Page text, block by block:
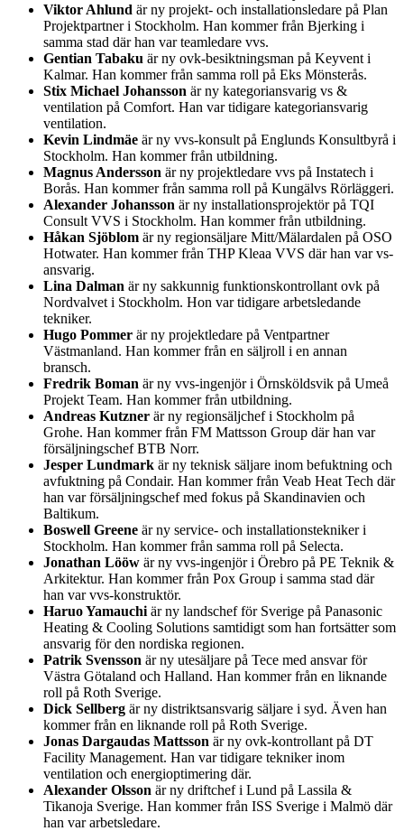
Viktor Ahlund är ny projekt- och installationsledare på Plan
Projektpartner i Stockholm. Han kommer från Bjerking i
samma stad där han var teamledare vvs.
Gentian Tabaku är ny ovk-besiktningsman på Keyvent i
Kalmar. Han kommer från samma roll på Eks Mönsterås.
Stix Michael Johansson är ny kategoriansvarig vs &
ventilation på Comfort. Han var tidigare kategoriansvarig
ventilation.
Kevin Lindmäe är ny vvs-konsult på Englunds Konsultbyrå i
Stockholm. Han kommer från utbildning.
Magnus Andersson är ny projektledare vvs på Instatech i
Borås. Han kommer från samma roll på Kungälvs Rörläggeri.
Alexander Johansson är ny installationsprojektör på TQI
Consult VVS i Stockholm. Han kommer från utbildning.
Håkan Sjöblom är ny regionsäljare Mitt/Mälardalen på OSO
Hotwater. Han kommer från THP Kleaa VVS där han var vs-
ansvarig.
Lina Dalman är ny sakkunnig funktionskontrollant ovk på
Nordvalvet i Stockholm. Hon var tidigare arbetsledande
tekniker.
Hugo Pommer är ny projektledare på Ventpartner
Västmanland. Han kommer från en säljroll i en annan
bransch.
Fredrik Boman är ny vvs-ingenjör i Örnsköldsvik på Umeå
Projekt Team. Han kommer från utbildning.
Andreas Kutzner är ny regionsäljchef i Stockholm på
Grohe. Han kommer från FM Mattsson Group där han var
försäljningschef BTB Norr.
Jesper Lundmark är ny teknisk säljare inom befuktning och
avfuktning på Condair. Han kommer från Veab Heat Tech där
han var försäljningschef med fokus på Skandinavien och
Baltikum.
Boswell Greene är ny service- och installationstekniker i
Stockholm. Han kommer från samma roll på Selecta.
Jonathan Lööw är ny vvs-ingenjör i Örebro på PE Teknik &
Arkitektur. Han kommer från Pox Group i samma stad där
han var vvs-konstruktör.
Haruo Yamauchi är ny landschef för Sverige på Panasonic
Heating & Cooling Solutions samtidigt som han fortsätter som
ansvarig för den nordiska regionen.
Patrik Svensson är ny utesäljare på Tece med ansvar för
Västra Götaland och Halland. Han kommer från en liknande
roll på Roth Sverige.
Dick Sellberg är ny distriktsansvarig säljare i syd. Även han
kommer från en liknande roll på Roth Sverige.
Jonas Dargaudas Mattsson är ny ovk-kontrollant på DT
Facility Management. Han var tidigare tekniker inom
ventilation och energioptimering där.
Alexander Olsson är ny driftchef i Lund på Lassila &
Tikanoja Sverige. Han kommer från ISS Sverige i Malmö där
han var arbetsledare.